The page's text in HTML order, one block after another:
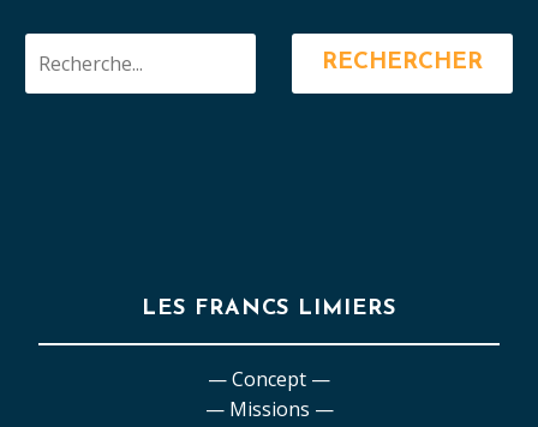
RECHERCHER
LES FRANCS LIMIERS
— Concept —
— Missions —